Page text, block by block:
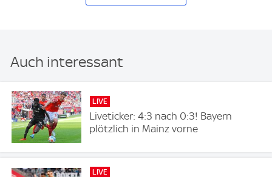
Auch interessant
LIVE
Liveticker: 4:3 nach 0:3! Bayern
plötzlich in Mainz vorne
LIVE